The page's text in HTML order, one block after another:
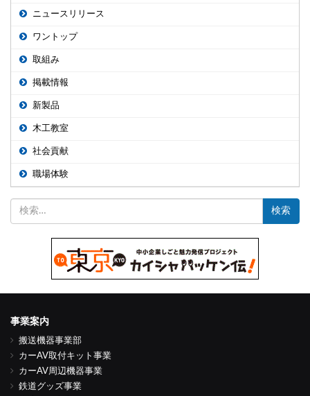
ニュースリリース
ワントップ
取組み
掲載情報
新製品
木工教室
社会貢献
職場体験
検
索:
事業案内
搬送機器事業部
カーAV取付キット事業
カーAV周辺機器事業
鉄道グッズ事業